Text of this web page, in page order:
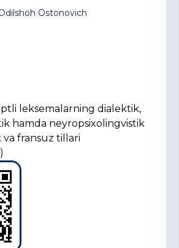
Ostonovich
leksemalarning dialektik,
hamda neyropsixolingvistik
va fransuz tillari